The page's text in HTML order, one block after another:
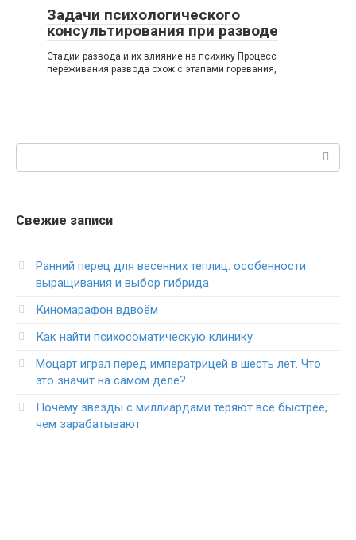
Задачи психологического
консультирования при разводе
Стадии развода и их влияние на психику Процесс
переживания развода схож с этапами горевания,
Свежие записи
Ранний перец для весенних теплиц: особенности
выращивания и выбор гибрида
Киномарафон вдвоём
Как найти психосоматическую клинику
Моцарт играл перед императрицей в шесть лет. Что
это значит на самом деле?
Почему звезды с миллиардами теряют все быстрее,
чем зарабатывают